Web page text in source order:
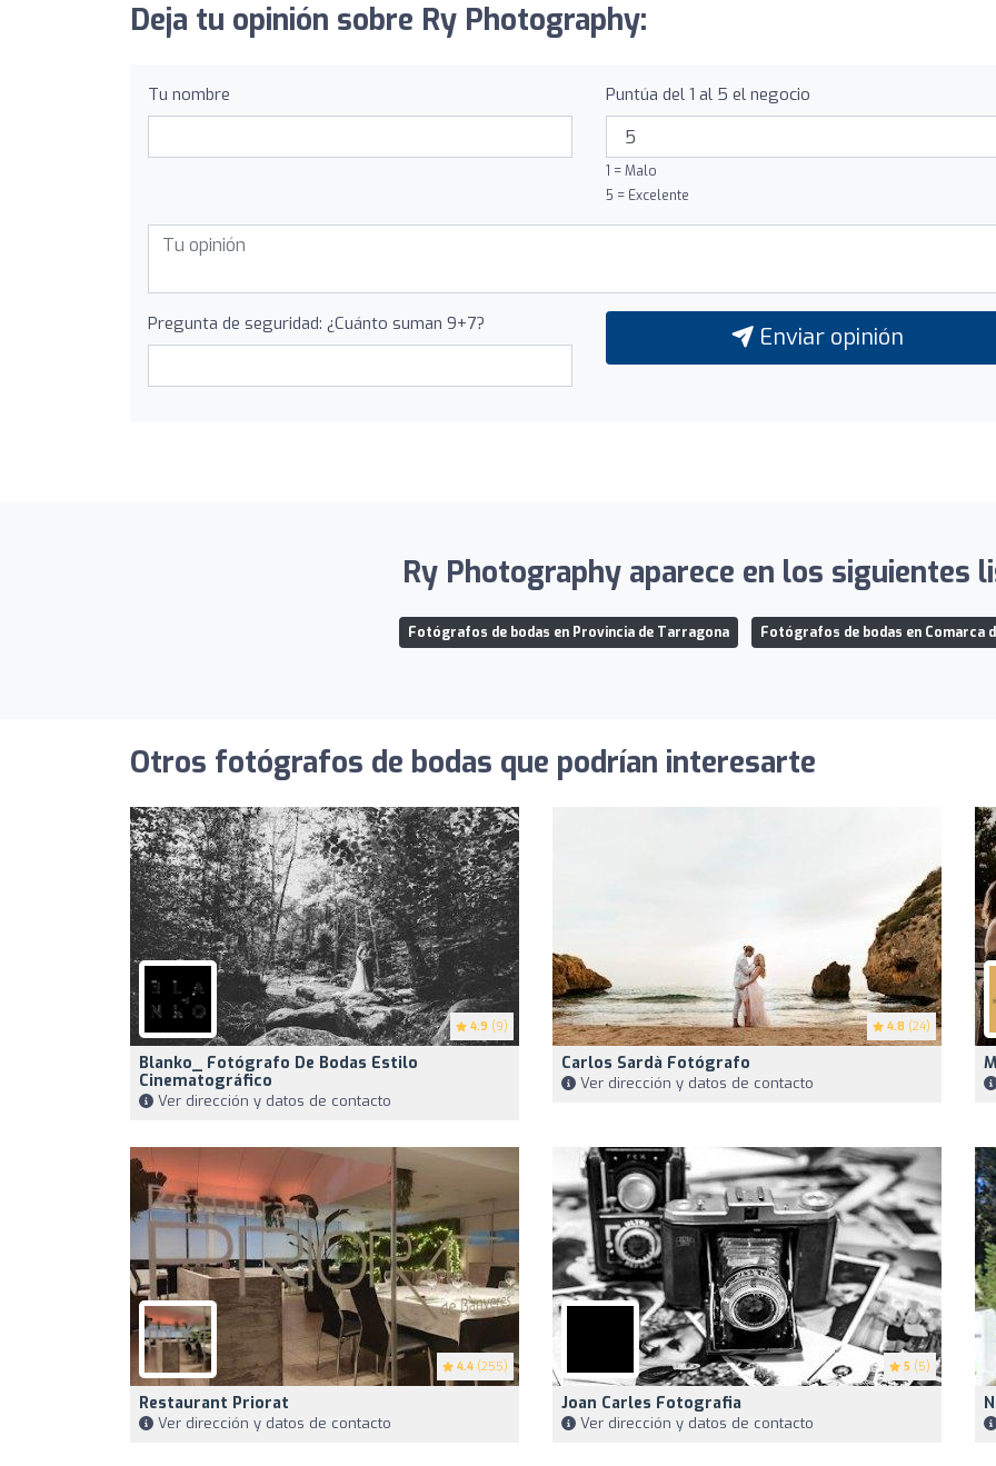
Deja tu opinión sobre Ry Photography:
Tu nombre Puntúa del 1 al 5 el negocio
1 = Malo
5 = Excelente
Pregunta de seguridad: ¿Cuánto suman 9+7? Enviar opinión
Ry Photography aparece en los siguientes
Fotógrafos de bodas en Provincia de Tarragona Fotógrafos de bodas en Comarca
Otros fotógrafos de bodas que podrían interesarte
4.9 (9)
Blanko_ Fotógrafo De Bodas Estilo
Cinematográfico
Ver dirección y datos de contacto
4.8 (24)
Carlos Sardà Fotógrafo
Ver dirección y datos de contacto
4.4 (255)
Restaurant Priorat
Ver dirección y datos de contacto
5 (5)
Joan Carles Fotografia
Ver dirección y datos de contacto